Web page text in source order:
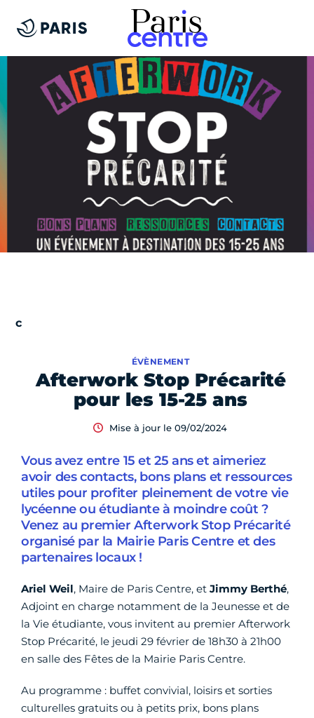
Afterwork Stop Précarité
pour les 15-25 ans
ÉVÈNEMENT
Mise à jour le 09/02/2024
Vous avez entre 15 et 25 ans et aimeriez
avoir des contacts, bons plans et ressources
utiles pour profiter pleinement de votre vie
lycéenne ou étudiante à moindre coût ?
Venez au premier Afterwork Stop Précarité
organisé par la Mairie Paris Centre et des
partenaires locaux !
Ariel Weil, Maire de Paris Centre, et Jimmy Berthé,
Adjoint en charge notamment de la Jeunesse et de
la Vie étudiante, vous invitent au premier Afterwork
Stop Précarité, le jeudi 29 février de 18h30 à 21h00
en salle des Fêtes de la Mairie Paris Centre.
Au programme : buffet convivial, loisirs et sorties
culturelles gratuits ou à petits prix, bons plans